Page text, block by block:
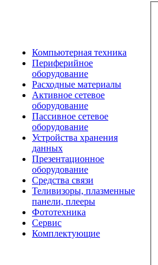
Компьютерная техника
Периферийное
оборудование
Расходные материалы
Активное сетевое
оборудование
Пассивное сетевое
оборудование
Устройства хранения
данных
Презентационное
оборудование
Средства связи
Теливизоры, плазменные
панели, плееры
Фототехника
Сервис
Комплектующие